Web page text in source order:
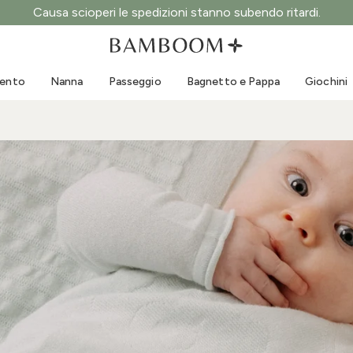
Causa scioperi le spedizioni stanno subendo ritardi.
Abbigliamento 0-3 anni
Pantaloncini e Gonne
Cardigan e Giacche
Vestitini
Cappellini
Accessori
Calze
Mare
Scarpine mare
Giochini mare
Nanna Passeggio Bagnetto e Pappa Giochini